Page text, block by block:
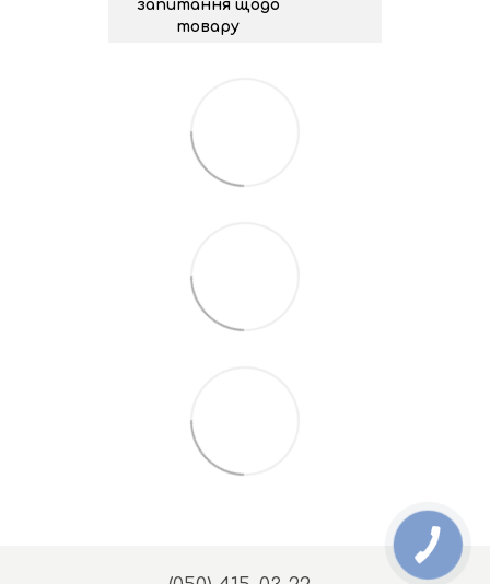
запитання щодо
товару